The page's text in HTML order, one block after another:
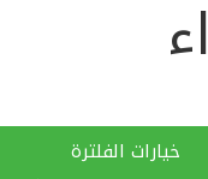
خيارات الفلترة